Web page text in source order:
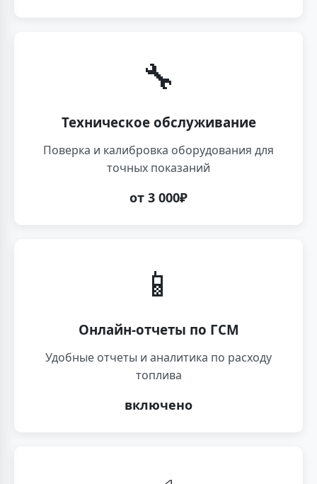
🔧
Техническое обслуживание
Поверка и калибровка оборудования для
точных показаний
от 3 000₽
📱
Онлайн-отчеты по ГСМ
Удобные отчеты и аналитика по расходу
топлива
включено